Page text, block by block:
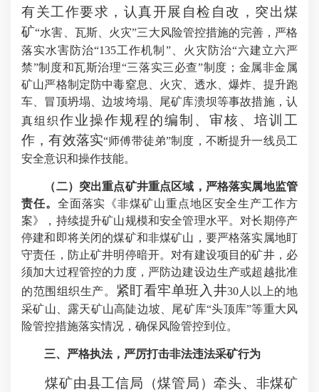
有关工作要求，认真开展自检自改，突出煤
矿“水害、瓦斯、火灾”三大风险管控措施的完善，严格
落实水害防治“135工作机制”、火灾防治“六建立六严
禁”制度和瓦斯治理“三落实三必查”制度；金属非金属
矿山严格制定防中毒窒息、火灾、透水、爆炸、提升跑
车、冒顶坍塌、边坡垮塌、尾矿库溃坝等事故措施，认
真组织作业操作规程的编制、审核、培训工
作，有效落实“师傅带徒弟”制度，不断提升一线员工
安全意识和操作技能。
（二）突出重点矿井重点区域，严格落实属地监管
责任。 全面落实 《非煤矿山重点地区安全生产工作方
案》，持续提升矿山规模和安全管理水平。 对长期停产
停建和即将关闭的煤矿和非煤矿山，要严格落实属地盯
守责任，防止矿井明停暗开。对有建设项目的矿井，必
须加大过程管控的力度，严防边建设边生产或超越批准
的范围组织生产。
紧盯看牢单班入井30人以上的地
采矿山、露天矿山高陡边坡、尾矿库“头顶库”等重大风
险管控措施落实情况，确保风险管控到位。
三、严格执法， 严厉打击非法违法采矿行为
煤矿由县工信局（煤管局）牵头、非煤矿